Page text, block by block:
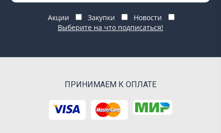
Акции Закупки
Новости
Выберите на что подписаться!
ПРИНИМАЕМ К ОПЛАТЕ